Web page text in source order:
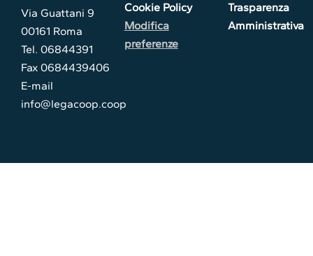
Via Guattani 9
00161 Roma
Tel. 06844391
Fax 0684439406
E-mail
info@legacoop.coop
Cookie Policy
Modifica
preferenze
Trasparenza
Amministrativa